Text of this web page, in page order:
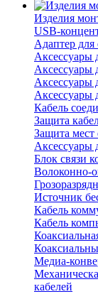
Изделия
USB-
Адаптер для
Аксессуары
Аксессуары
Аксессуары
Аксессуары
Кабель
Защита
Защита мест
Аксессуары
Блок связи
Волоконно-
Источник
Кабель
Кабель
Медиа-
кабелей